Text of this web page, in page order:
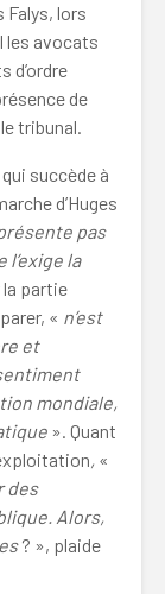
Falys, lors
les avocats
d’ordre
de
tribunal.
succède à
d’Huges
pas
la
partie
« n’est
et
mondiale,
». Quant
, «
des
Alors,
? », plaide